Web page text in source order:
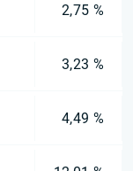
2,75 %
3,23 %
4,49 %